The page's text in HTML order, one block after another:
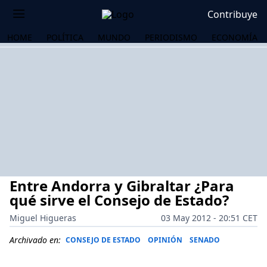
Contribuye
HOME POLÍTICA MUNDO PERIODISMO ECONOMÍA
Entre Andorra y Gibraltar ¿Para
qué sirve el Consejo de Estado?
Miguel Higueras
03 May 2012 - 20:51 CET
Archivado en: CONSEJO DE ESTADO OPINIÓN SENADO